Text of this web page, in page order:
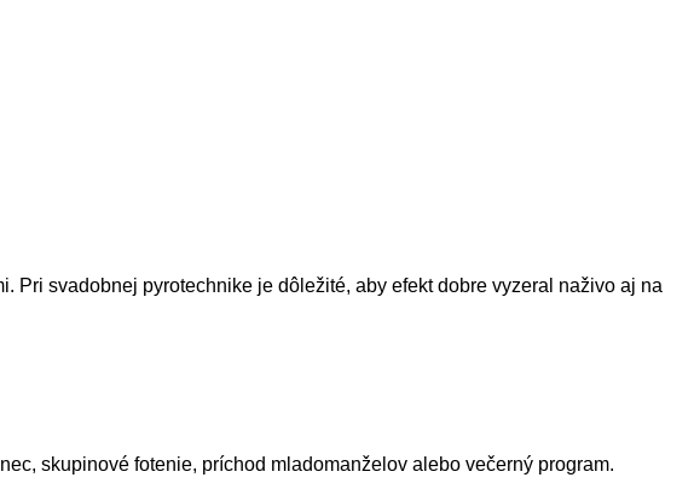
Pri svadobnej pyrotechnike je dôležité, aby efekt dobre vyzeral naživo aj na
skupinové fotenie, príchod mladomanželov alebo večerný program.